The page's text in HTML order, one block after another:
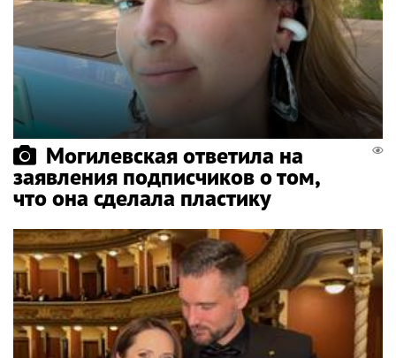
Могилевская ответила на
заявления подписчиков о том,
что она сделала пластику